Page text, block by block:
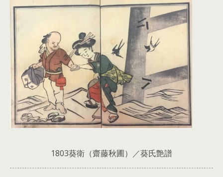
1803葵衛（齋藤秋圃）／葵氏艶譜